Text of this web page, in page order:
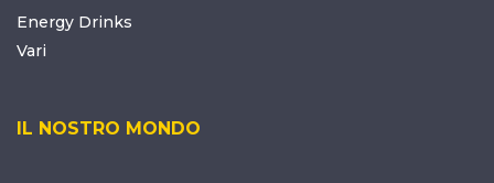
Energy Drinks
Vari
IL NOSTRO MONDO